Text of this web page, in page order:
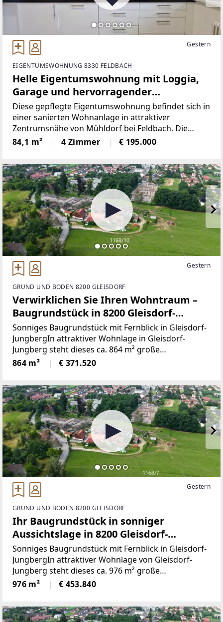
Gestern
EIGENTUMSWOHNUNG 8330 FELDBACH
Helle Eigentumswohnung mit Loggia,
Garage und hervorragender
Infrastruktur in Mühldorf bei Feldbach
Diese gepflegte Eigentumswohnung befindet sich in
einer sanierten Wohnanlage in attraktiver
Zentrumsnähe von Mühldorf bei Feldbach. Die
Wohnanlage wurde ca. 1978 errichtet und
präsentiert sich dank laufender Instandhaltung
84,1 m² 4 Zimmer € 195.000
Gestern
GRUND UND BODEN 8200 GLEISDORF
Verwirklichen Sie Ihren Wohntraum –
Baugrundstück in 8200 Gleisdorf-
Jungberg!
Sonniges Baugrundstück mit Fernblick in Gleisdorf-
JungbergIn attraktiver Wohnlage in Gleisdorf-
Jungberg steht dieses ca. 864 m² große
Baugrundstück zum Verkauf. Die Süd-West-
Ausrichtung, der schöne Blick ins Grüne sowie ein
864 m² € 371.520
Gestern
GRUND UND BODEN 8200 GLEISDORF
Ihr Baugrundstück in sonniger
Aussichtslage in 8200 Gleisdorf-
Jungberg!
Sonniges Baugrundstück mit Fernblick in Gleisdorf-
JungbergIn attraktiver Wohnlage von Gleisdorf-
Jungberg steht dieses ca. 976 m² große
Baugrundstück zum Verkauf. Die Süd-West-
Ausrichtung, der schöne Fernblick sowie der Blick
976 m² € 453.840